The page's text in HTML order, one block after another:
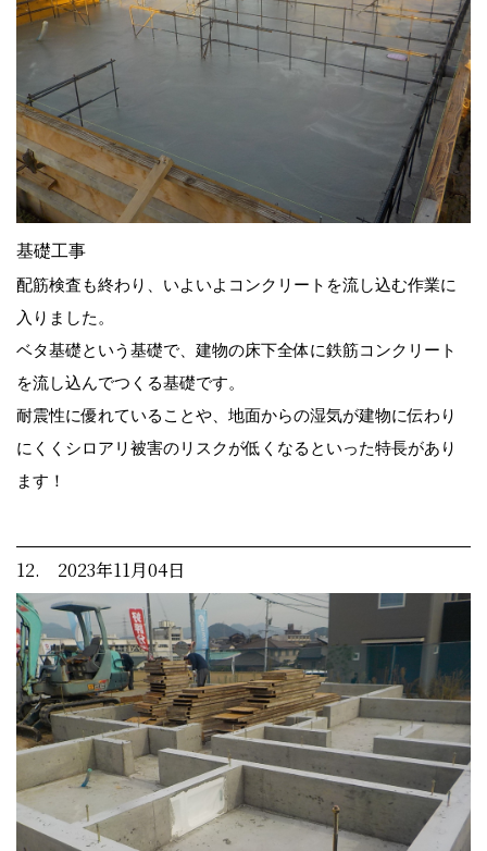
基礎工事
配筋検査も終わり、いよいよコンクリートを流し込む作業に
入りました。
ベタ基礎という基礎で、建物の床下全体に鉄筋コンクリート
を流し込んでつくる基礎です。
耐震性に優れていることや、地面からの湿気が建物に伝わり
にくくシロアリ被害のリスクが低くなるといった特長があり
ます！
12. 2023年11月04日